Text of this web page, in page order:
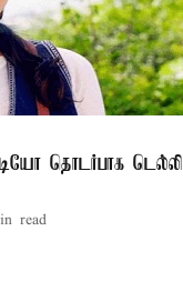
தொடர்பாக டெல்லி
read